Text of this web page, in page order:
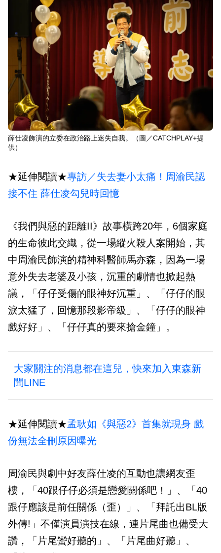
薛仕凌飾演的立委在政治路上迷失自我。（圖／CATCHPLAY+提
供）
★延伸閱讀★專訪／失去妻小太痛！周渝民認
接不住 薛仕凌勾兒時回憶
《我們與惡的距離II》故事橫跨20年，6個家庭
的生命彼此交織，從一場縱火殺人案開始，其
中周渝民飾演的精神科醫師馬亦森，因為一場
意外失去老婆及小孩，沉重的劇情也掀起熱
議，「仔仔受傷的眼神好沉重」、「仔仔的眼
淚太猛了，回憶那段影帝級」、「仔仔的眼神
戲好好」、「仔仔真的要來搶金鐘」。
大家關注的消息都在這兒，快來加入東森新
聞LINE
★延伸閱讀★孟耿如《與惡2》首集就現身 戲
份無法全刪原因曝光
周渝民與劇中好友薛仕凌的互動也讓網友歪
樓，「40跟仔仔必須是戀愛關係吧！」、「40
跟仔應該是前任關係（歪）」、「拜託出BL版
外傳!」不僅演員演技在線，連片尾曲也備受大
讚，「片尾蠻好聽的」、「片尾曲好聽」、